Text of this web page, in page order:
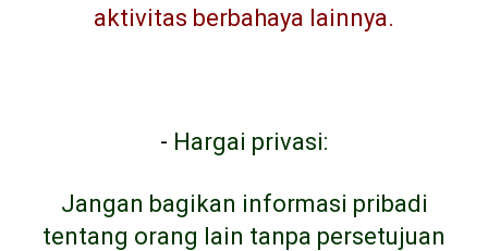
aktivitas berbahaya lainnya.
- Hargai privasi:
Jangan bagikan informasi pribadi
tentang orang lain tanpa persetujuan